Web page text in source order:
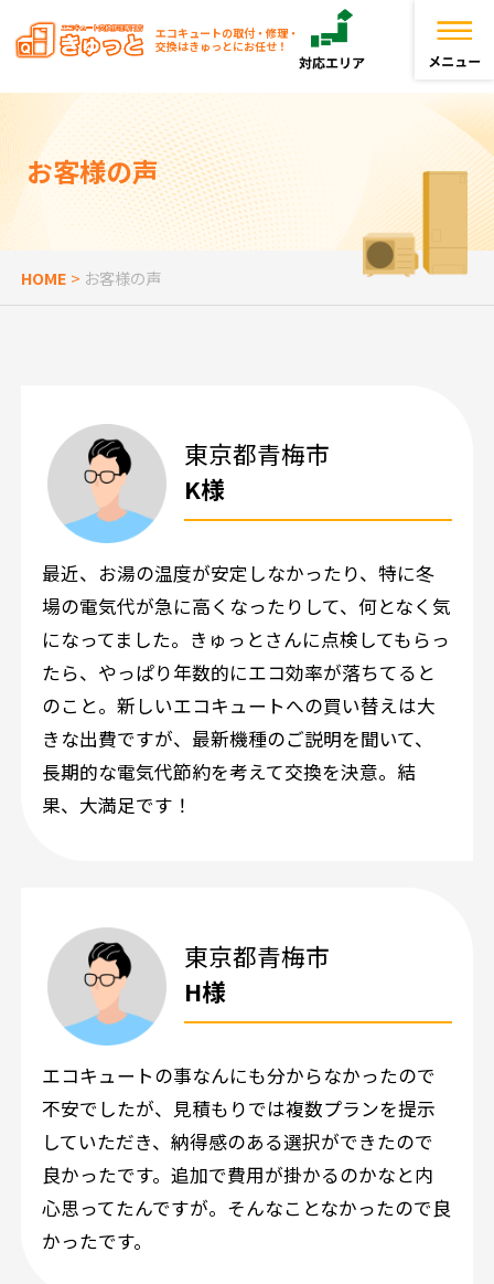
トップページ
きゅっとが選ばれる理由
エコキュートを探す
よくある質問
SNSアカウント
エコキュートの取付・修理・
交換はきゅっとにお任せ！
お客様の声
HOME > お客様の声
東京都青梅市
K様
最近、お湯の温度が安定しなかったり、特に冬
場の電気代が急に高くなったりして、何となく気
になってました。きゅっとさんに点検してもらっ
たら、やっぱり年数的にエコ効率が落ちてると
のこと。新しいエコキュートへの買い替えは大
きな出費ですが、最新機種のご説明を聞いて、
長期的な電気代節約を考えて交換を決意。結
果、大満足です！
東京都青梅市
H様
エコキュートの事なんにも分からなかったので
不安でしたが、見積もりでは複数プランを提示
していただき、納得感のある選択ができたので
良かったです。追加で費用が掛かるのかなと内
心思ってたんですが。そんなことなかったので良
かったです。